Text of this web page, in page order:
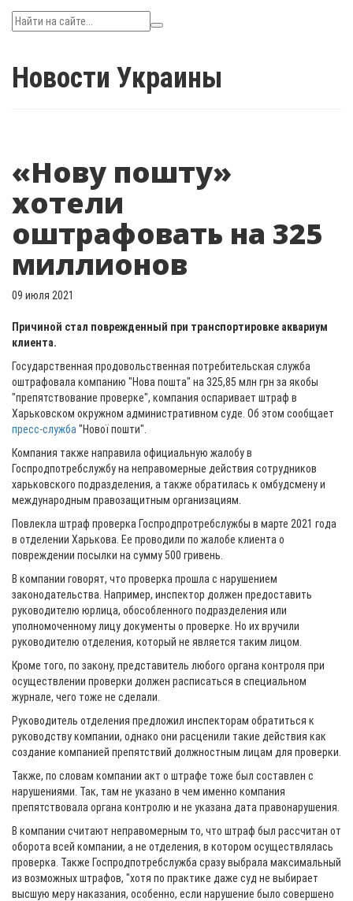
Новости Украины
«Нову пошту»
хотели
оштрафовать на 325
миллионов
09 июля 2021
Причиной стал поврежденный при транспортировке аквариум
клиента.
Государственная продовольственная потребительская служба
оштрафовала компанию "Нова пошта" на 325,85 млн грн за якобы
"препятствование проверке", компания оспаривает штраф в
Харьковском окружном административном суде. Об этом сообщает
пресс-служба "Нової пошти".
Компания также направила официальную жалобу в
Госпродпотребслужбу на неправомерные действия сотрудников
харьковского подразделения, а также обратилась к омбудсмену и
международным правозащитным организациям.
Повлекла штраф проверка Госпродпротребслужбы в марте 2021 года
в отделении Харькова. Ее проводили по жалобе клиента о
повреждении посылки на сумму 500 гривень.
В компании говорят, что проверка прошла с нарушением
законодательства. Например, инспектор должен предоставить
руководителю юрлица, обособленного подразделения или
уполномоченному лицу документы о проверке. Но их вручили
руководителю отделения, который не является таким лицом.
Кроме того, по закону, представитель любого органа контроля при
осуществлении проверки должен расписаться в специальном
журнале, чего тоже не сделали.
Руководитель отделения предложил инспекторам обратиться к
руководству компании, однако они расценили такие действия как
создание компанией препятствий должностным лицам для проверки.
Также, по словам компании акт о штрафе тоже был составлен с
нарушениями. Так, там не указано в чем именно компания
препятствовала органа контролю и не указана дата правонарушения.
В компании считают неправомерным то, что штраф был рассчитан от
оборота всей компании, а не отделения, в котором осуществлялась
проверка. Также Госпродпотребслужба сразу выбрала максимальный
из возможных штрафов, "хотя по практике даже суд не выбирает
высшую меру наказания, особенно, если нарушение было совершено